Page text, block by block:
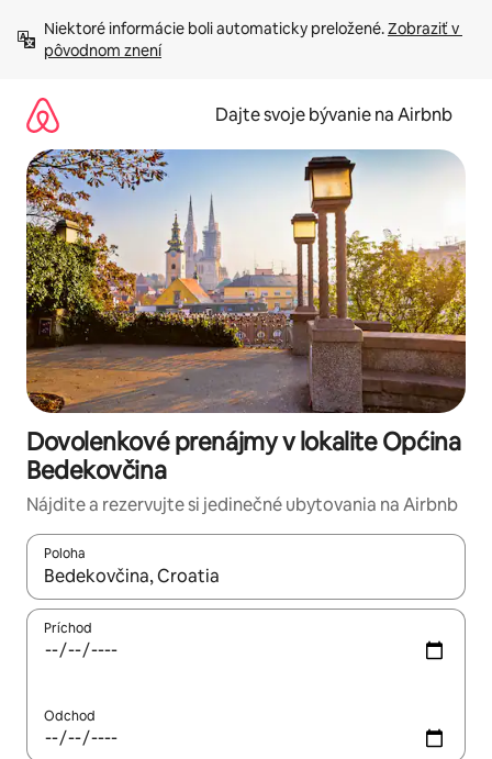
obsah.
Niektoré informácie boli automaticky preložené. Zobraziť v
pôvodnom znení
Dajte svoje bývanie na Airbnb
Dovolenkové prenájmy v lokalite Općina
Bedekovčina
Nájdite a rezervujte si jedinečné ubytovania na Airbnb
Poloha
Keď budú výsledky k dispozícii, môžete si ich prechádzať
Príchod
Odchod